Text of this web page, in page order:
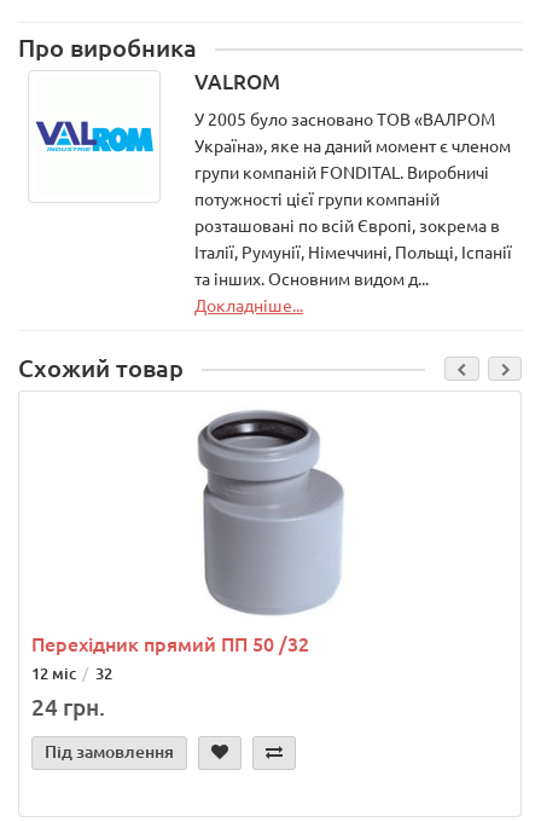
Про виробника
VALROM
У 2005 було засновано ТОВ «ВАЛРОМ
Україна», яке на даний момент є членом
групи компаній FONDITAL. Виробничі
потужності цієї групи компаній
розташовані по всій Європі, зокрема в
Італії, Румунії, Німеччині, Польщі, Іспанії
та інших. Основним видом д...
Докладніше...
Схожий товар
Перехідник прямий ПП 50 /32
12 міс 32
24 грн.
Під замовлення